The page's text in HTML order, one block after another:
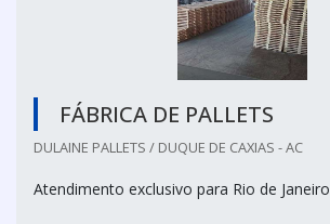
FÁBRICA DE PALLETS
DULAINE PALLETS / DUQUE DE CAXIAS - AC
Atendimento exclusivo para Rio de Janeiro